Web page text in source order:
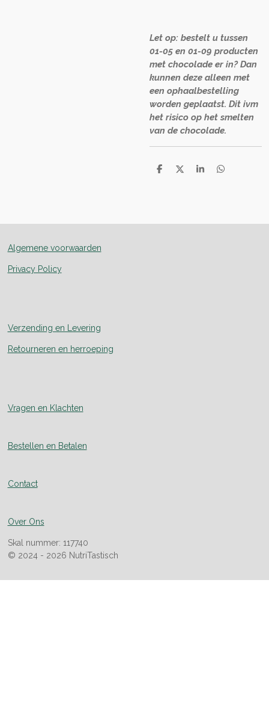
Let op: bestelt u tussen
01-05 en 01-09 producten
met chocolade er in? Dan
kunnen deze alleen met
een ophaalbestelling
worden geplaatst. Dit ivm
het risico op het smelten
van de chocolade.
D
D
S
D
Algemene voorwaarden
Privacy Policy
Verzending en Levering
Retourneren en herroeping
Vragen en Klachten
Bestellen en Betalen
Contact
Over Ons
Skal nummer: 117740
© 2024 - 2026 NutriTastisch